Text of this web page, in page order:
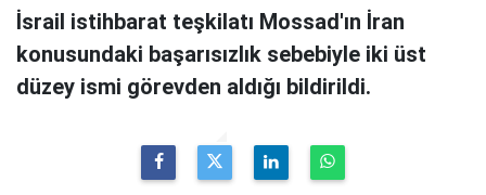
İsrail istihbarat teşkilatı Mossad'ın İran
konusundaki başarısızlık sebebiyle iki üst
düzey ismi görevden aldığı bildirildi.